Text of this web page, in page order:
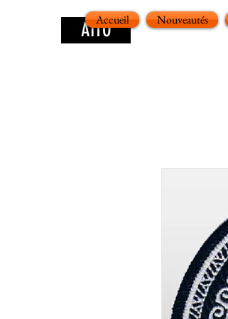
AITOAccueil Nouveautés